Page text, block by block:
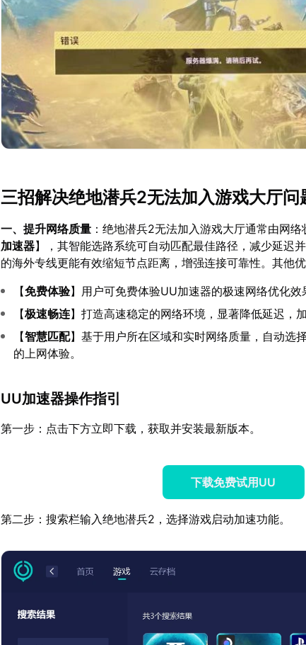
三招解决绝地潜兵2无法加入游戏大厅问
一、提升网络质量 ：绝地潜兵2无法加入游戏大厅通常由网
加速器】，其智能选路系统可自动匹配最佳路径，减少延迟
的海外专线更能有效缩短节点距离，增强连接可靠性。其他优
【免费体验】用户可免费体验UU加速器的极速网络优化效
【极速畅连】打造高速稳定的网络环境，显著降低延迟，
【智慧匹配】基于用户所在区域和实时网络质量，自动选
的上网体验。
UU加速器操作指引
第一步：点击下方立即下载，获取并安装最新版本。
下载免费试用UU
第二步：搜索栏输入绝地潜兵2，选择游戏启动加速功能。